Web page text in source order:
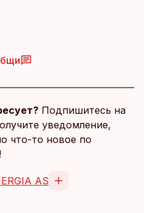
Подпишитесь на
уведомление,
что-то новое по
AS